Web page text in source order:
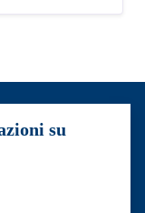
su